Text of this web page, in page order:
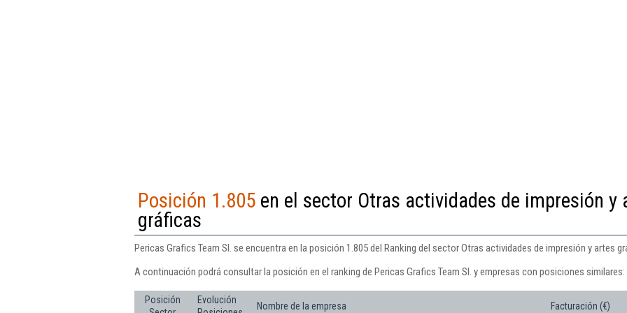
Posición 1.805 en el sector Otras actividades de impresión y
gráficas
Pericas Grafics Team Sl. se encuentra en la posición 1.805 del Ranking del sector Otras actividades de impresión y artes
A continuación podrá consultar la posición en el ranking de Pericas Grafics Team Sl. y empresas con posiciones similares:
Posición
Evolución
Nombre de la empresa Facturación (€)